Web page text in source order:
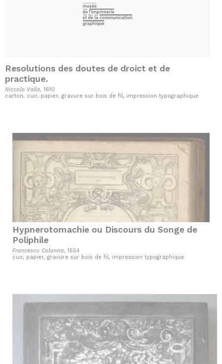
Resolutions des doutes de droict et de
practique.
Niccolo Valla, 1610
carton, cuir, papier, gravure sur bois de fil, impression typographique
Hypnerotomachie ou Discours du Songe de
Poliphile
Francesco Colonna, 1554
cuir, papier, gravure sur bois de fil, impression typographique